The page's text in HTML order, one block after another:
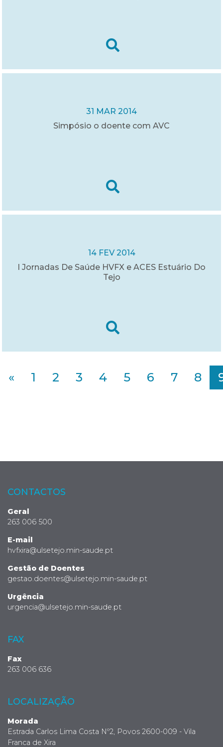
31 MAR 2014
Simpósio o doente com AVC
14 FEV 2014
I Jornadas De Saúde HVFX e ACES Estuário Do
Tejo
« 1 2 3 4 5 6 7 8
CONTACTOS
Geral
263 006 500
E-mail
hvfxira@ulsetejo.min-saude.pt
Gestão de Doentes
gestao.doentes@ulsetejo.min-saude.pt
Urgência
urgencia@ulsetejo.min-saude.pt
FAX
Fax
263 006 636
LOCALIZAÇÃO
Morada
Estrada Carlos Lima Costa Nº2, Povos 2600-009 - Vila
Franca de Xira